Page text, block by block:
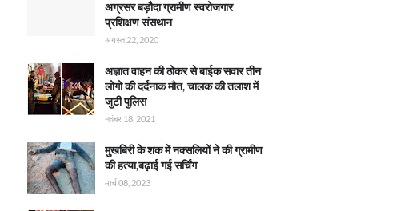
अग्रसर बड़ौदा ग्रामीण स्वरोजगार
प्रशिक्षण संसथान
अगस्त 22, 2020
अज्ञात वाहन की ठोकर से बाईक सवार तीन
लोगो की दर्दनाक मौत, चालक की तलाश में
जुटी पुलिस
नवंबर 18, 2021
मुखबिरी के शक में नक्सलियों ने की ग्रामीण
की हत्या,बढ़ाई गई सर्चिंग
मार्च 08, 2023